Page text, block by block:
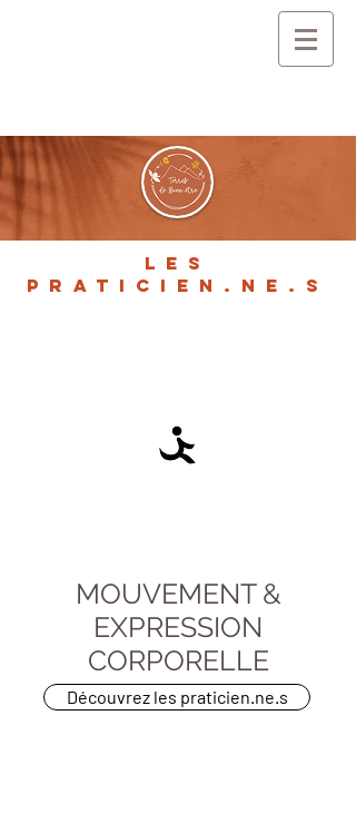
LES
PRATICIEN.NE.S
MOUVEMENT &
EXPRESSION
CORPORELLE
Découvrez les praticien.ne.s